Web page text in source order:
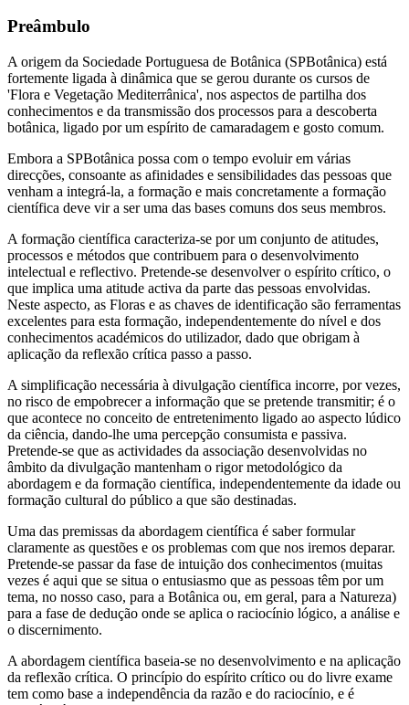
Preâmbulo
A origem da Sociedade Portuguesa de Botânica (SPBotânica) está
fortemente ligada à dinâmica que se gerou durante os cursos de
'Flora e Vegetação Mediterrânica', nos aspectos de partilha dos
conhecimentos e da transmissão dos processos para a descoberta
botânica, ligado por um espírito de camaradagem e gosto comum.
Embora a SPBotânica possa com o tempo evoluir em várias
direcções, consoante as afinidades e sensibilidades das pessoas que
venham a integrá-la, a formação e mais concretamente a formação
científica deve vir a ser uma das bases comuns dos seus membros.
A formação científica caracteriza-se por um conjunto de atitudes,
processos e métodos que contribuem para o desenvolvimento
intelectual e reflectivo. Pretende-se desenvolver o espírito crítico, o
que implica uma atitude activa da parte das pessoas envolvidas.
Neste aspecto, as Floras e as chaves de identificação são ferramentas
excelentes para esta formação, independentemente do nível e dos
conhecimentos académicos do utilizador, dado que obrigam à
aplicação da reflexão crítica passo a passo.
A simplificação necessária à divulgação científica incorre, por vezes,
no risco de empobrecer a informação que se pretende transmitir; é o
que acontece no conceito de entretenimento ligado ao aspecto lúdico
da ciência, dando-lhe uma percepção consumista e passiva.
Pretende-se que as actividades da associação desenvolvidas no
âmbito da divulgação mantenham o rigor metodológico da
abordagem e da formação científica, independentemente da idade ou
formação cultural do público a que são destinadas.
Uma das premissas da abordagem científica é saber formular
claramente as questões e os problemas com que nos iremos deparar.
Pretende-se passar da fase de intuição dos conhecimentos (muitas
vezes é aqui que se situa o entusiasmo que as pessoas têm por um
tema, no nosso caso, para a Botânica ou, em geral, para a Natureza)
para a fase de dedução onde se aplica o raciocínio lógico, a análise e
o discernimento.
A abordagem científica baseia-se no desenvolvimento e na aplicação
da reflexão crítica. O princípio do espírito crítico ou do livre exame
tem como base a independência da razão e do raciocínio, e é